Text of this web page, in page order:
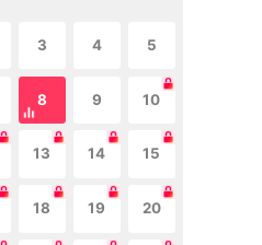
3 4 5
8 9 10
13 14 15
18 19 20